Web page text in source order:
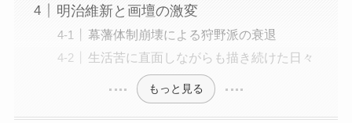
明治維新と画壇の激変
幕藩体制崩壊による狩野派の衰退
生活苦に直面しながらも描き続けた日々
もっと見る